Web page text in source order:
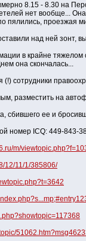
8.15 - 8.30 на
нет вообще...
пялились, проезжая
над ней зонт,
в крайне
она скончалась...
(!) сотрудники
разместить на
сбившего ее и
номер ICQ: 449-843-
m/
12/11/1/385806/